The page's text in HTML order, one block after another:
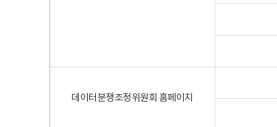
데이터분쟁조정위원회 홈페이지